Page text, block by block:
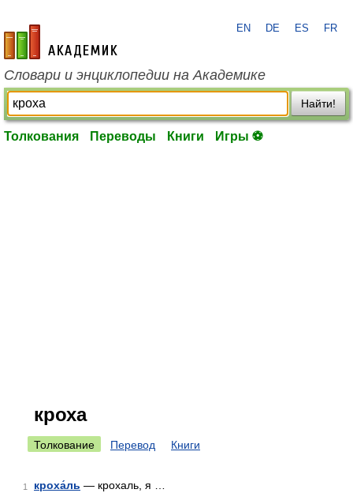
academic.ru
EN DE ES FR
Словари и энциклопедии на Академике
Найти!
Толкования Переводы Книги Игры ⚽
кроха
Толкование Перевод Книги
1 кроха́ль — крохаль, я …